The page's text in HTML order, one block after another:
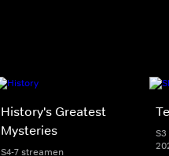
History's Greatest
Mysteries
S4-7 streamen